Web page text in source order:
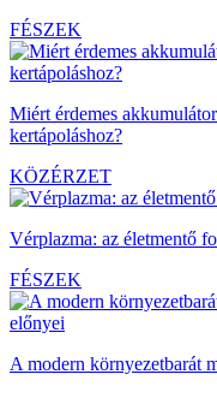
FÉSZEK
Miért érdemes
kertápoláshoz?
KÖZÉRZET
Vérplazma: az életmentő
FÉSZEK
A modern környezetbarát